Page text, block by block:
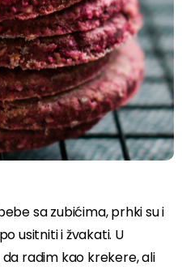
sa zubićima, prhki su i
usitniti i žvakati. U
radim kao krekere, ali